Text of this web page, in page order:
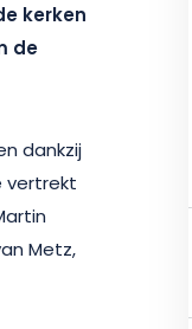
kerken
de
dankzij
vertrekt
Metz,